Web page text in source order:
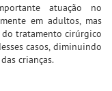
atuação no
em adultos, mas
do tratamento cirúrgico
casos, diminuindo
crianças.